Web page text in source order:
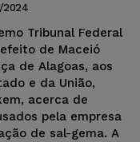
2024
Tribunal Federal
de Maceió
de Alagoas, aos
e da União,
acerca de
pela empresa
de sal-gema. A